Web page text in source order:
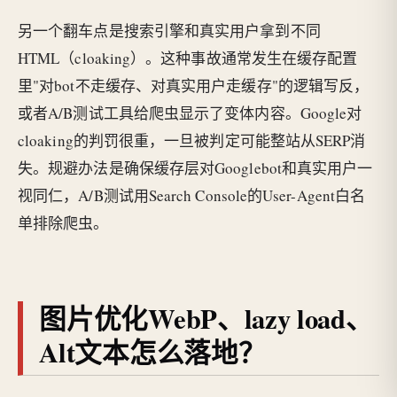
另一个翻车点是搜索引擎和真实用户拿到不同
HTML（cloaking）。这种事故通常发生在缓存配置
里"对bot不走缓存、对真实用户走缓存"的逻辑写反，
或者A/B测试工具给爬虫显示了变体内容。Google对
cloaking的判罚很重，一旦被判定可能整站从SERP消
失。规避办法是确保缓存层对Googlebot和真实用户一
视同仁，A/B测试用Search Console的User-Agent白名
单排除爬虫。
图片优化WebP、lazy load、
Alt文本怎么落地？